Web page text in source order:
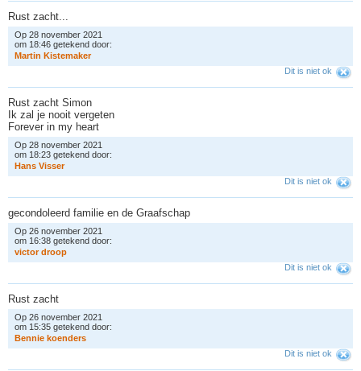
Rust zacht...
Op 28 november 2021
om 18:46 getekend door:
Martin Kistemaker
Dit is niet ok
Rust zacht Simon
Ik zal je nooit vergeten
Forever in my heart
Op 28 november 2021
om 18:23 getekend door:
Hans Visser
Dit is niet ok
gecondoleerd familie en de Graafschap
Op 26 november 2021
om 16:38 getekend door:
victor droop
Dit is niet ok
Rust zacht
Op 26 november 2021
om 15:35 getekend door:
Bennie koenders
Dit is niet ok